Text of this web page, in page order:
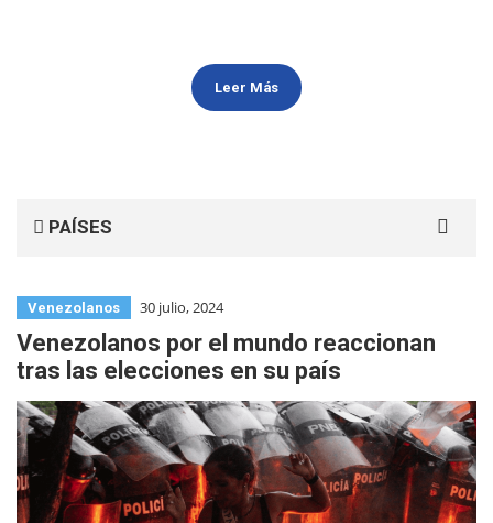
Leer Más
PAÍSES
Venezolanos 30 julio, 2024
Venezolanos por el mundo reaccionan
tras las elecciones en su país